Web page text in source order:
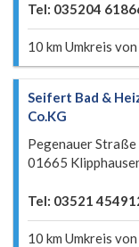
Tel: 035204
10 km Umkreis
Seifert Bad &
Co.KG
Pegenauer Straße
01665
Tel: 03521
10 km Umkreis